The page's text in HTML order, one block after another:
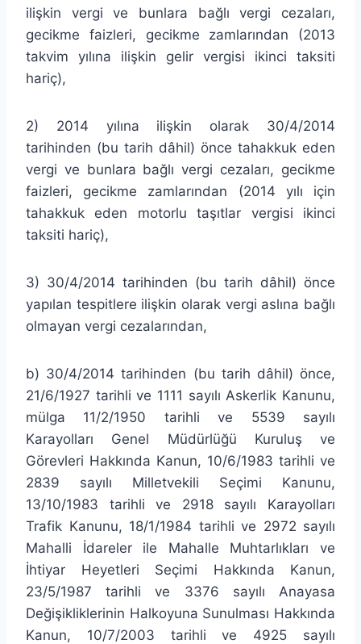
ilişkin vergi ve bunlara bağlı vergi cezaları,
gecikme faizleri, gecikme zamlarından (2013
takvim yılına ilişkin gelir vergisi ikinci taksiti
hariç),
2) 2014 yılına ilişkin olarak 30/4/2014
tarihinden (bu tarih dâhil) önce tahakkuk eden
vergi ve bunlara bağlı vergi cezaları, gecikme
faizleri, gecikme zamlarından (2014 yılı için
tahakkuk eden motorlu taşıtlar vergisi ikinci
taksiti hariç),
3) 30/4/2014 tarihinden (bu tarih dâhil) önce
yapılan tespitlere ilişkin olarak vergi aslına bağlı
olmayan vergi cezalarından,
b) 30/4/2014 tarihinden (bu tarih dâhil) önce,
21/6/1927 tarihli ve 1111 sayılı Askerlik Kanunu,
mülga 11/2/1950 tarihli ve 5539 sayılı
Karayolları Genel Müdürlüğü Kuruluş ve
Görevleri Hakkında Kanun, 10/6/1983 tarihli ve
2839 sayılı Milletvekili Seçimi Kanunu,
13/10/1983 tarihli ve 2918 sayılı Karayolları
Trafik Kanunu, 18/1/1984 tarihli ve 2972 sayılı
Mahalli İdareler ile Mahalle Muhtarlıkları ve
İhtiyar Heyetleri Seçimi Hakkında Kanun,
23/5/1987 tarihli ve 3376 sayılı Anayasa
Değişikliklerinin Halkoyuna Sunulması Hakkında
Kanun, 10/7/2003 tarihli ve 4925 sayılı